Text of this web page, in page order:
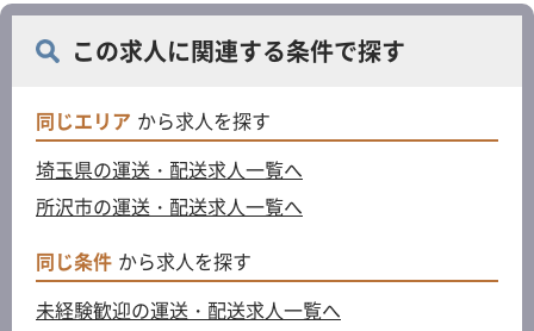
この求人に関連する条件で探す
同じエリア から求人を探す
埼玉県の運送・配送求人一覧へ
所沢市の運送・配送求人一覧へ
同じ条件 から求人を探す
未経験歓迎の運送・配送求人一覧へ